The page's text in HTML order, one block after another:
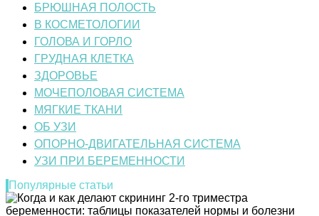
БРЮШНАЯ ПОЛОСТЬ
В КОСМЕТОЛОГИИ
ГОЛОВА И ГОРЛО
ГРУДНАЯ КЛЕТКА
ЗДОРОВЬЕ
МОЧЕПОЛОВАЯ СИСТЕМА
МЯГКИЕ ТКАНИ
ОБ УЗИ
ОПОРНО-ДВИГАТЕЛЬНАЯ СИСТЕМА
УЗИ ПРИ БЕРЕМЕННОСТИ
Популярные статьи